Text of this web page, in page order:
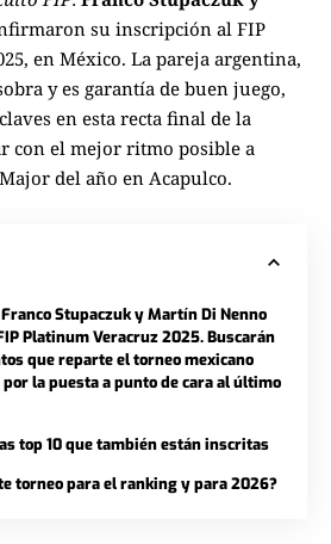
su inscripción al FIP
en México. La pareja argentina,
y es garantía de buen juego,
en esta recta final de la
con el mejor ritmo posible a
del año en Acapulco.
Stupaczuk y Martín Di Nenno
Platinum Veracruz 2025. Buscarán
que reparte el torneo mexicano
la puesta a punto de cara al último
top 10 que también están inscritas
torneo para el ranking y para 2026?